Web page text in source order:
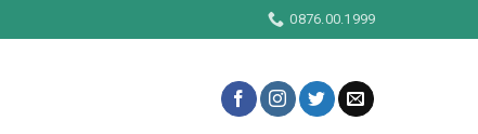
0876.00.1999